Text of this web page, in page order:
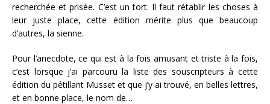
recherchée et prisée. C’est un tort. Il faut rétablir les choses à
leur juste place, cette édition mérite plus que beaucoup
d’autres, la sienne.
Pour l’anecdote, ce qui est à la fois amusant et triste à la fois,
c’est lorsque j’ai parcouru la liste des souscripteurs à cette
édition du pétillant Musset et que j’y ai trouvé, en belles lettres,
et en bonne place, le nom de…